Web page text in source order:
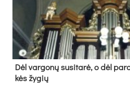
Dėl var­go­nų su­si­ta­rė, o dėl
kės žy­gių